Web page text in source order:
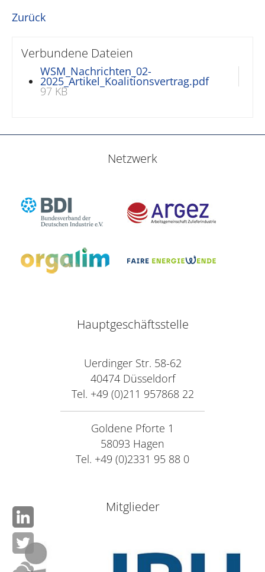
Zurück
Verbundene Dateien
WSM_Nachrichten_02-
2025_Artikel_Koalitionsvertrag.pdf
97 KB
Netzwerk
Hauptgeschäftsstelle
Uerdinger Str. 58-62
40474 Düsseldorf
Tel. +49 (0)211 957868 22
Goldene Pforte 1
58093 Hagen
Tel. +49 (0)2331 95 88 0
Mitglieder